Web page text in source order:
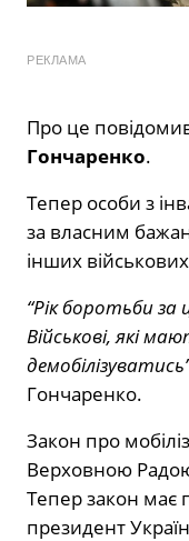
РЕКЛАМА
Про це
Гончаренко.
Тепер особи з
за власним
інших
“Рік боротьби
Військові, які
Гончаренко.
Закон про
Верховною
Тепер закон має
президент